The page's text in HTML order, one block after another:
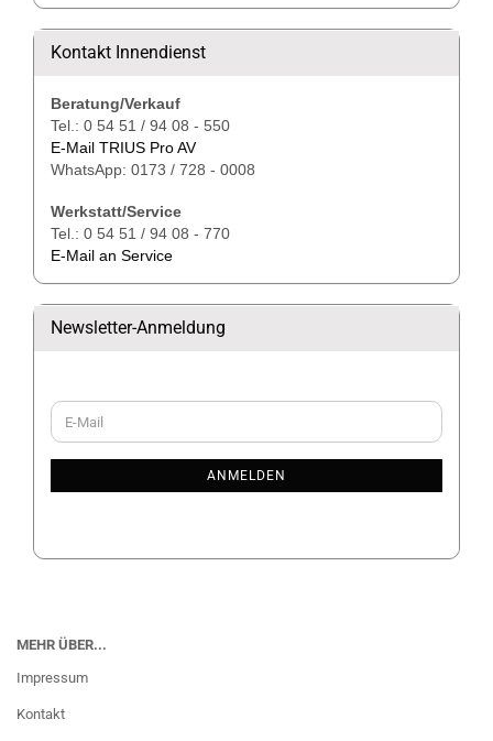
Kontakt Innendienst
Beratung/Verkauf
Tel.: 0 54 51 / 94 08 - 550
E-Mail TRIUS Pro AV
WhatsApp: 0173 / 728 - 0008
Werkstatt/Service
Tel.: 0 54 51 / 94 08 - 770
E-Mail an Service
Newsletter-Anmeldung
WEITER
ZUR
E-
Mail
ANMELDEN
MEHR ÜBER...
Impressum
Kontakt